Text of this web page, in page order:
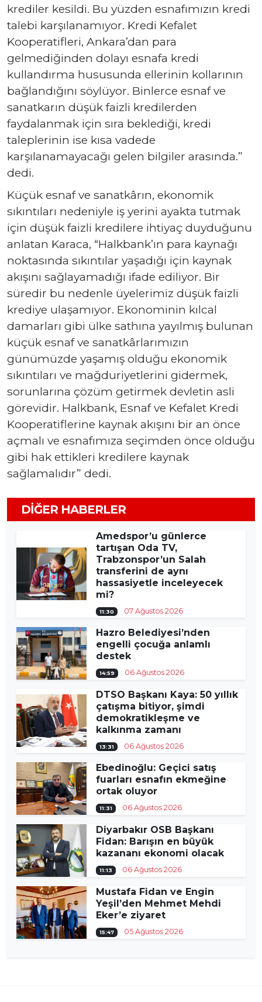
krediler kesildi. Bu yüzden esnafımızın kredi
talebi karşılanamıyor. Kredi Kefalet
Kooperatifleri, Ankara’dan para
gelmediğinden dolayı esnafa kredi
kullandırma hususunda ellerinin kollarının
bağlandığını söylüyor. Binlerce esnaf ve
sanatkarın düşük faizli kredilerden
faydalanmak için sıra beklediği, kredi
taleplerinin ise kısa vadede
karşılanamayacağı gelen bilgiler arasında.”
dedi.
Küçük esnaf ve sanatkârın, ekonomik
sıkıntıları nedeniyle iş yerini ayakta tutmak
için düşük faizli kredilere ihtiyaç duyduğunu
anlatan Karaca, “Halkbank’ın para kaynağı
noktasında sıkıntılar yaşadığı için kaynak
akışını sağlayamadığı ifade ediliyor. Bir
süredir bu nedenle üyelerimiz düşük faizli
krediye ulaşamıyor. Ekonominin kılcal
damarları gibi ülke sathına yayılmış bulunan
küçük esnaf ve sanatkârlarımızın
günümüzde yaşamış olduğu ekonomik
sıkıntıları ve mağduriyetlerini gidermek,
sorunlarına çözüm getirmek devletin asli
görevidir. Halkbank, Esnaf ve Kefalet Kredi
Kooperatiflerine kaynak akışını bir an önce
açmalı ve esnafımıza seçimden önce olduğu
gibi hak ettikleri kredilere kaynak
sağlamalıdır” dedi.
DIĞER HABERLER
Amedspor’u günlerce
tartışan Oda TV,
Trabzonspor’un Salah
transferini de aynı
hassasiyetle inceleyecek
mi?
11:30 07 Ağustos 2026
Hazro Belediyesi’nden
engelli çocuğa anlamlı
destek
14:59 06 Ağustos 2026
DTSO Başkanı Kaya: 50 yıllık
çatışma bitiyor, şimdi
demokratikleşme ve
kalkınma zamanı
13:31 06 Ağustos 2026
Ebedinoğlu: Geçici satış
fuarları esnafın ekmeğine
ortak oluyor
11:31 06 Ağustos 2026
Diyarbakır OSB Başkanı
Fidan: Barışın en büyük
kazananı ekonomi olacak
11:13 06 Ağustos 2026
Mustafa Fidan ve Engin
Yeşil’den Mehmet Mehdi
Eker’e ziyaret
15:47 05 Ağustos 2026